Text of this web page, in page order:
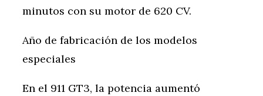
minutos con su motor de 620 CV.
Año de fabricación de los modelos
especiales
En el 911 GT3, la potencia aumentó